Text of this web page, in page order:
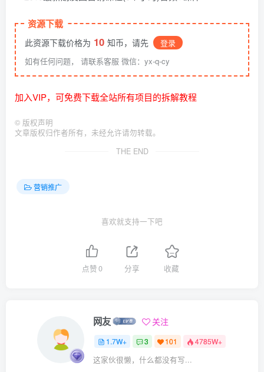
资源下载
此资源下载价格为 10 知币，请先
登录
如有任何问题， 请联系客服 微信：yx-q-cy
加入VIP，可免费下载全站所有项目的拆解教程
© 版权声明
文章版权归作者所有，未经允许请勿转载。
THE END
营销推广
喜欢就支持一下吧
点赞0 分享 收藏
网友 关注
1.7W+ 3 101 4785W+
这家伙很懒，什么都没有写...